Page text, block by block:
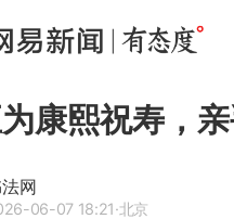
康熙祝寿，
网
06-07 18:21·北京